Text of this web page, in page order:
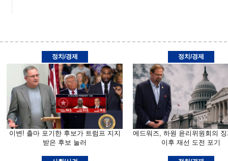
정치/경제
이변! 출마 포기한 후보가 트럼프 지지
받은 후보 눌러
정치/경제
에드워즈, 하원 윤리위원회의
이후 재선 도전 포기